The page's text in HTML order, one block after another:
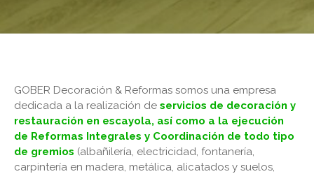
GOBER Decoración & Reformas somos una empresa
dedicada a la realización de servicios de decoración y
restauración en escayola, así como a la ejecución
de Reformas Integrales y Coordinación de todo tipo
de gremios (albañilería, electricidad, fontanería,
carpintería en madera, metálica, alicatados y suelos,